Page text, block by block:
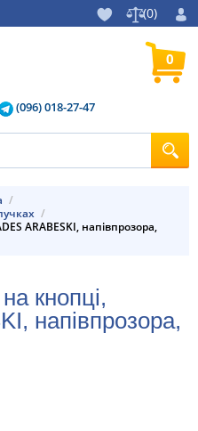
(0)
(096) 018-27-47
0
напівпрозора,